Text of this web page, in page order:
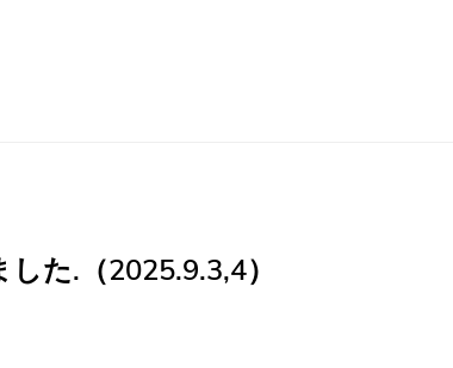
た.（2025.9.3,4）